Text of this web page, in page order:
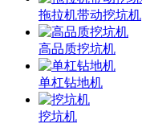
拖拉机带动挖坑机
高品质挖坑机
单杠钻地机
挖坑机